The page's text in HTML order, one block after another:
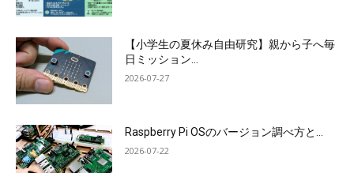
【小学生の夏休み自由研究】親から子へ毎
日ミッション...
2026-07-27
Raspberry Pi OSのバージョン調べ方と...
2026-07-22